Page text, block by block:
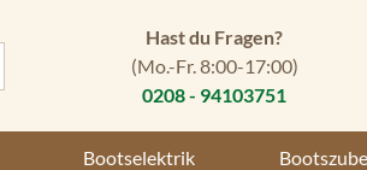
Hast du Fragen?
(Mo.-Fr. 8:00-17:00)
0208 - 94103751
Bootselektrik